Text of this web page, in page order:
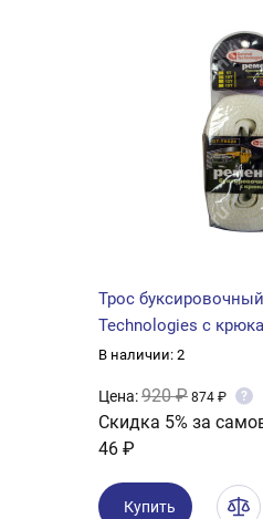
Трос
Technologies с
В наличии: 2
Цена:920 ₽ 874 ₽ ?
Скидка 5% за
46 ₽
Купить